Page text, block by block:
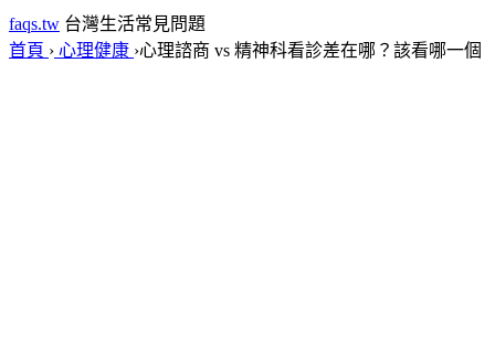
faqs.tw 台灣生活常見問題
首頁 › 心理健康 ›心理諮商 vs 精神科看診差在哪？該看哪一個